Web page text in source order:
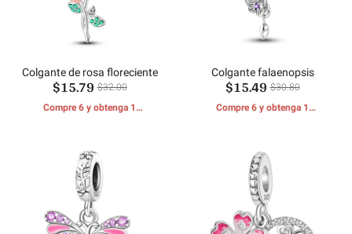
Colgante de rosa floreciente
$15.79 $32.00
Compre 6 y obtenga 1
Colgante falaenopsis
$15.49 $30.80
Compre 6 y obtenga 1